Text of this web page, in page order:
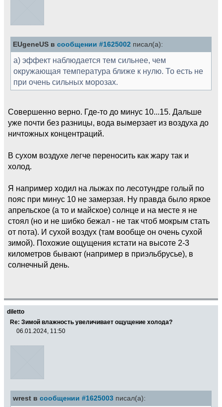
EUgeneUS в сообщении #1625002 писал(а):
а) эффект наблюдается тем сильнее, чем
окружающая температура ближе к нулю. То есть не
при очень сильных морозах.
Совершенно верно. Где-то до минус 10...15. Дальше
уже почти без разницы, вода вымерзает из воздуха до
ничтожных концентраций.
В сухом воздухе легче переносить как жару так и
холод.
Я например ходил на лыжах по лесотундре голый по
пояс при минус 10 не замерзая. Ну правда было яркое
апрельское (а то и майское) солнце и на месте я не
стоял (но и не шибко бежал - не так чтоб мокрым стать
от пота). И сухой воздух (там вообще он очень сухой
зимой). Похожие ощущения кстати на высоте 2-3
километров бывают (например в приэльбрусье), в
солнечный день.
diletto
Re: Зимой влажность увеличивает ощущение холода?
06.01.2024, 11:50
wrest в сообщении #1625003 писал(а):